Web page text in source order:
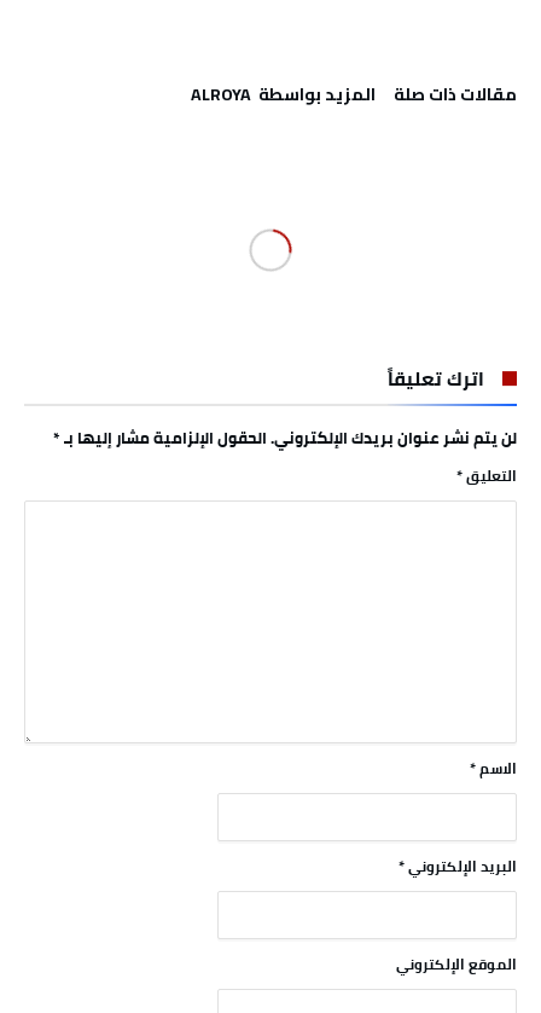
‫مقالات ذات صلة‬ ‫‫المزيد بواسطة‬ ‬ ALROYA
اترك تعليقاً
لن يتم نشر عنوان بريدك الإلكتروني.الحقول الإلزامية مشار إليها بـ*
التعليق*
الاسم*
البريد الإلكتروني*
الموقع الإلكتروني